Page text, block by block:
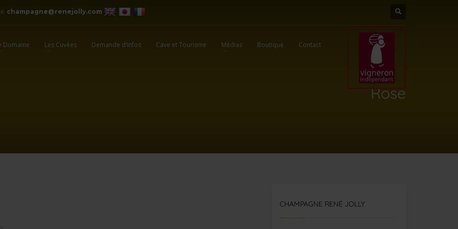
champagne@renejolly.com
Domaine Les Cuvées Demande d’infos Cave et Tourisme Médias Boutique Contact
Rose
CHAMPAGNE RENÉ JOLLY